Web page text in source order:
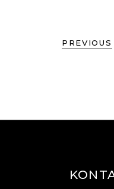
PREVIOUS